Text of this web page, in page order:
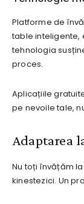
Platforme de
table inteligente,
tehnologia
proces.
Aplicațiile
pe nevoile tale,
Adaptarea
Nu toți învățăm
kinestezici. Un